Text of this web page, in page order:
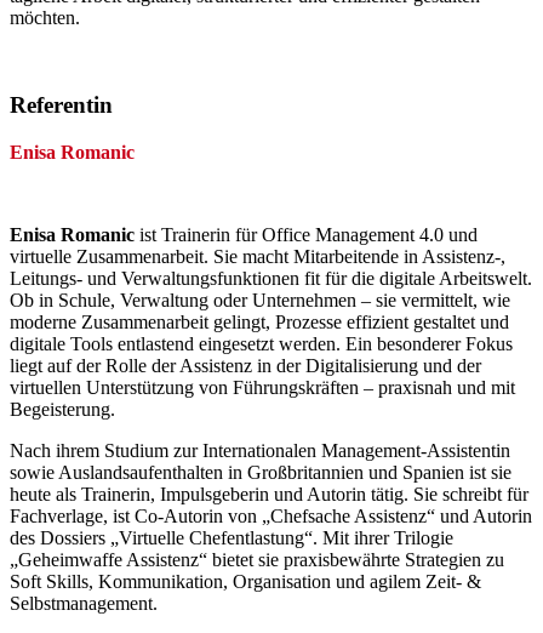
möchten.
Referentin
Enisa Romanic
Enisa Romanic ist Trainerin für Office Management 4.0 und
virtuelle Zusammenarbeit. Sie macht Mitarbeitende in Assistenz-,
Leitungs- und Verwaltungsfunktionen fit für die digitale Arbeitswelt.
Ob in Schule, Verwaltung oder Unternehmen – sie vermittelt, wie
moderne Zusammenarbeit gelingt, Prozesse effizient gestaltet und
digitale Tools entlastend eingesetzt werden. Ein besonderer Fokus
liegt auf der Rolle der Assistenz in der Digitalisierung und der
virtuellen Unterstützung von Führungskräften – praxisnah und mit
Begeisterung.
Nach ihrem Studium zur Internationalen Management-Assistentin
sowie Auslandsaufenthalten in Großbritannien und Spanien ist sie
heute als Trainerin, Impulsgeberin und Autorin tätig. Sie schreibt für
Fachverlage, ist Co-Autorin von „Chefsache Assistenz“ und Autorin
des Dossiers „Virtuelle Chefentlastung“. Mit ihrer Trilogie
„Geheimwaffe Assistenz“ bietet sie praxisbewährte Strategien zu
Soft Skills, Kommunikation, Organisation und agilem Zeit- &
Selbstmanagement.